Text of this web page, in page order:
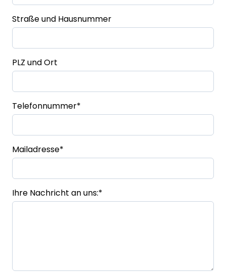
Straße und Hausnummer
PLZ und Ort
Telefonnummer*
Mailadresse*
Ihre Nachricht an uns:*